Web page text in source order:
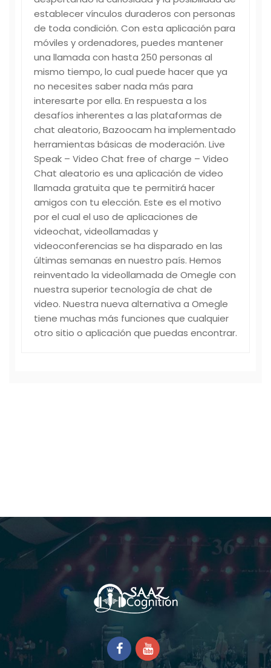
establecer vínculos duraderos con personas
de toda condición. Con esta aplicación para
móviles y ordenadores, puedes mantener
una llamada con hasta 250 personas al
mismo tiempo, lo cual puede hacer que ya
no necesites saber nada más para
interesarte por ella. En respuesta a los
desafíos inherentes a las plataformas de
chat aleatorio, Bazoocam ha implementado
herramientas básicas de moderación. Live
Speak – Video Chat free of charge – Video
Chat aleatorio es una aplicación de video
llamada gratuita que te permitirá hacer
amigos con tu elección. Este es el motivo
por el cual el uso de aplicaciones de
videochat, videollamadas y
videoconferencias se ha disparado en las
últimas semanas en nuestro país. Hemos
reinventado la videollamada de Omegle con
nuestra superior tecnología de chat de
video. Nuestra nueva alternativa a Omegle
tiene muchas más funciones que cualquier
otro sitio o aplicación que puedas encontrar.